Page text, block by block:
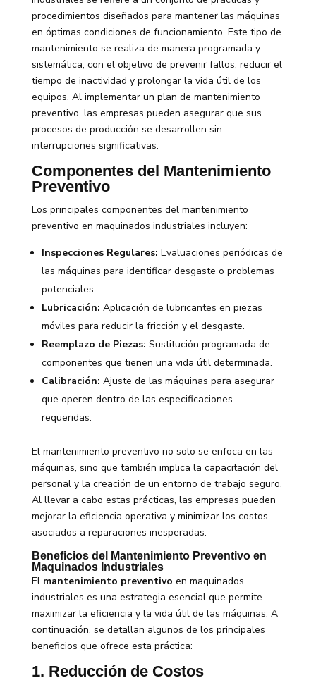
procedimientos diseñados para mantener las máquinas
en óptimas condiciones de funcionamiento. Este tipo de
mantenimiento se realiza de manera programada y
sistemática, con el objetivo de prevenir fallos, reducir el
tiempo de inactividad y prolongar la vida útil de los
equipos. Al implementar un plan de mantenimiento
preventivo, las empresas pueden asegurar que sus
procesos de producción se desarrollen sin
interrupciones significativas.
Componentes del Mantenimiento
Preventivo
Los principales componentes del mantenimiento
preventivo en maquinados industriales incluyen:
Inspecciones Regulares: Evaluaciones periódicas de
las máquinas para identificar desgaste o problemas
potenciales.
Lubricación: Aplicación de lubricantes en piezas
móviles para reducir la fricción y el desgaste.
Reemplazo de Piezas: Sustitución programada de
componentes que tienen una vida útil determinada.
Calibración: Ajuste de las máquinas para asegurar
que operen dentro de las especificaciones
requeridas.
El mantenimiento preventivo no solo se enfoca en las
máquinas, sino que también implica la capacitación del
personal y la creación de un entorno de trabajo seguro.
Al llevar a cabo estas prácticas, las empresas pueden
mejorar la eficiencia operativa y minimizar los costos
asociados a reparaciones inesperadas.
Beneficios del Mantenimiento Preventivo en
Maquinados Industriales
El mantenimiento preventivo en maquinados
industriales es una estrategia esencial que permite
maximizar la eficiencia y la vida útil de las máquinas. A
continuación, se detallan algunos de los principales
beneficios que ofrece esta práctica:
1. Reducción de Costos